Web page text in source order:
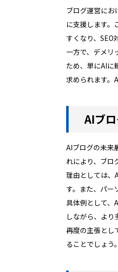
ブログ運営にお
に支援します。
すくなり、SEO
一方で、デメリ
ため、単にAIに
求められます。
AIブ
AIブログの未来
れにより、ブロ
理由としては、
す。また、パー
具体例として、
しながら、より
再度の主張とし
ることでしょう。